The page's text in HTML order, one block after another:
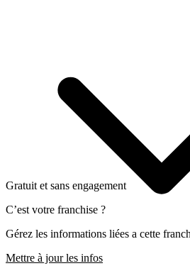
Gratuit et sans engagement
C’est votre franchise ?
Gérez les informations liées a cette
Mettre à jour les infos